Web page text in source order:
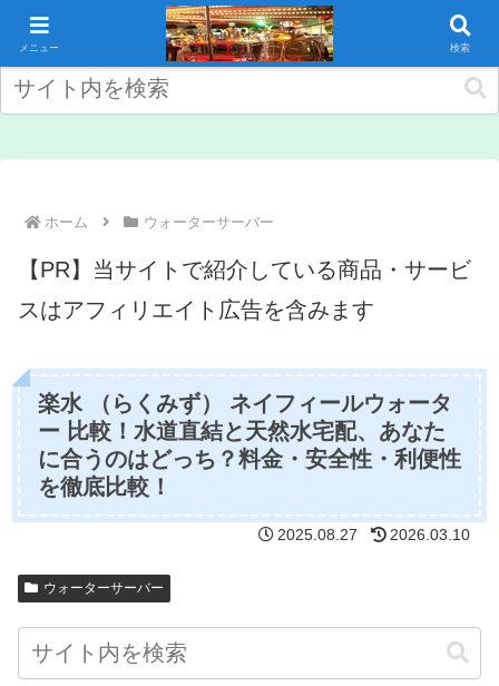
コンテンツへスキップ
ホーム ウォーターサーバー
【PR】当サイトで紹介している商品・サービ
スはアフィリエイト広告を含みます
楽水 （らくみず） ネイフィールウォータ
ー 比較！水道直結と天然水宅配、あなた
に合うのはどっち？料金・安全性・利便性
を徹底比較！
2025.08.27 2026.03.10
ウォーターサーバー
メニュー 検索